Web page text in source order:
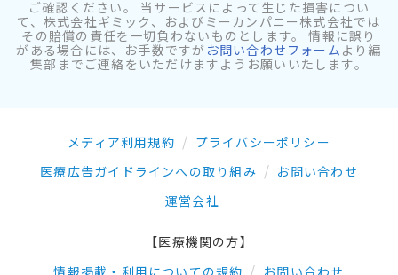
ご確認ください。 当サービスによって生じた損害につい
て、株式会社ギミック、およびミーカンパニー株式会社では
その賠償の責任を一切負わないものとします。 情報に誤り
がある場合には、お手数ですが お問い合わせフォーム より編
集部までご連絡をいただけますようお願いいたします。
メディア利用規約
プライバシーポリシー
医療広告ガイドラインへの取り組み
お問い合わせ
運営会社
【医療機関の方】